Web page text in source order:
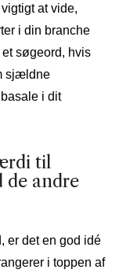
at vide,
i din branche
søgeord, hvis
sjældne
i dit
til
de andre
er det en god idé
i toppen af